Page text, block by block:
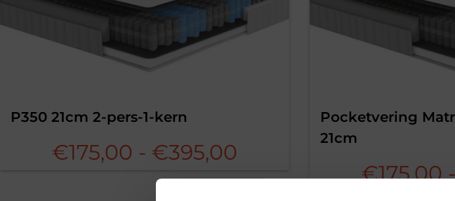
P350 21cm 2-pers-1-kern
€175,00 - €395,00 Prijsklasse:
€175,00
Pocketvering
21cm
€175,00